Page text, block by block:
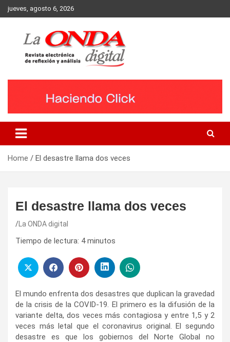
Skip
to
jueves, agosto 6, 2026
Home El desastre llama dos veces
El desastre llama dos veces
La ONDA digital
Tiempo de lectura: 4 minutos
El mundo enfrenta dos desastres que duplican la gravedad
de la crisis de la COVID‑19. El primero es la difusión de la
variante delta, dos veces más contagiosa y entre 1,5 y 2
veces más letal que el coronavirus original. El segundo
desastre es que los gobiernos del Norte Global no